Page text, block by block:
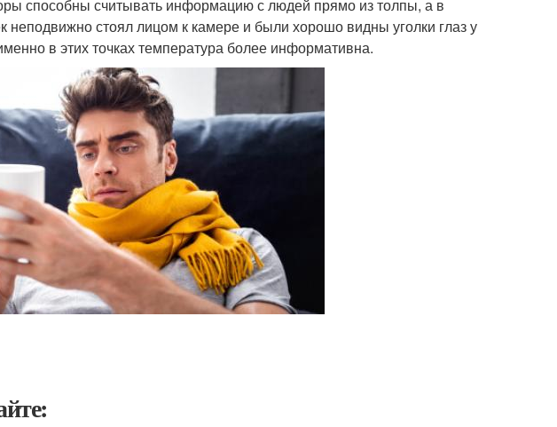
способны считывать информацию с людей прямо из толпы, а в
неподвижно стоял лицом к камере и были хорошо видны уголки глаз у
в этих точках температура более информативна.